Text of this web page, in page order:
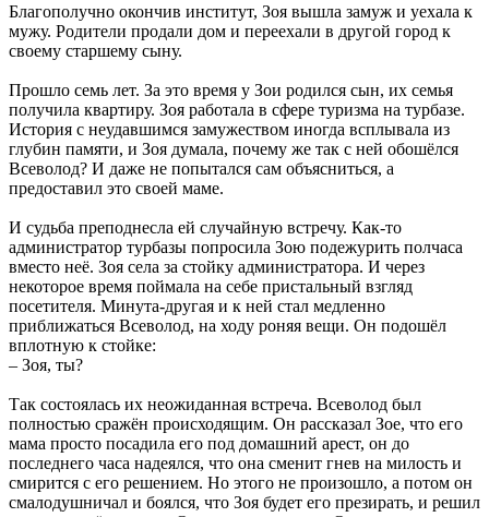
Благополучно окончив институт, Зоя вышла замуж и уехала к
мужу. Родители продали дом и переехали в другой город к
своему старшему сыну.
Прошло семь лет. За это время у Зои родился сын, их семья
получила квартиру. Зоя работала в сфере туризма на турбазе.
История с неудавшимся замужеством иногда всплывала из
глубин памяти, и Зоя думала, почему же так с ней обошёлся
Всеволод? И даже не попытался сам объясниться, а
предоставил это своей маме.
И судьба преподнесла ей случайную встречу. Как-то
администратор турбазы попросила Зою подежурить полчаса
вместо неё. Зоя села за стойку администратора. И через
некоторое время поймала на себе пристальный взгляд
посетителя. Минута-другая и к ней стал медленно
приближаться Всеволод, на ходу роняя вещи. Он подошёл
вплотную к стойке:
– Зоя, ты?
Так состоялась их неожиданная встреча. Всеволод был
полностью сражён происходящим. Он рассказал Зое, что его
мама просто посадила его под домашний арест, он до
последнего часа надеялся, что она сменит гнев на милость и
смирится с его решением. Но этого не произошло, а потом он
смалодушничал и боялся, что Зоя будет его презирать, и решил